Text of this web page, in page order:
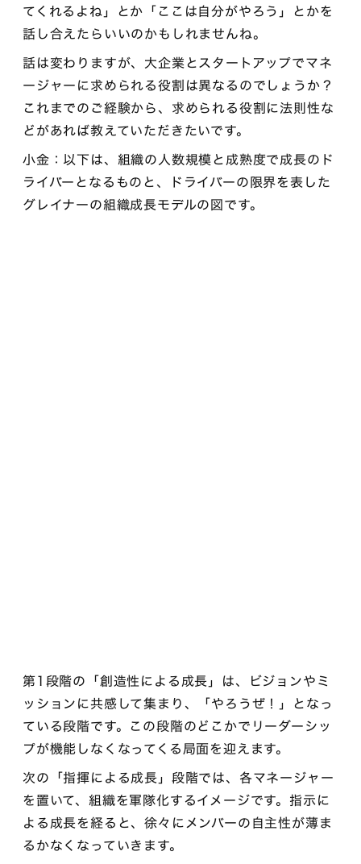
てくれるよね」とか「ここは自分がやろう」とかを
話し合えたらいいのかもしれませんね。
話は変わりますが、大企業とスタートアップでマネ
ージャーに求められる役割は異なるのでしょうか？
これまでのご経験から、求められる役割に法則性な
どがあれば教えていただきたいです。
小金：以下は、組織の人数規模と成熟度で成長のド
ライバーとなるものと、ドライバーの限界を表した
グレイナーの組織成長モデルの図です。
第1段階の「創造性による成長」は、ビジョンやミ
ッションに共感して集まり、「やろうぜ！」となっ
ている段階です。この段階のどこかでリーダーシッ
プが機能しなくなってくる局面を迎えます。
次の「指揮による成長」段階では、各マネージャー
を置いて、組織を軍隊化するイメージです。指示に
よる成長を経ると、徐々にメンバーの自主性が薄ま
るかなくなっていきます。